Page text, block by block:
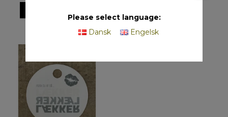
Please select language:
Dansk
Engelsk